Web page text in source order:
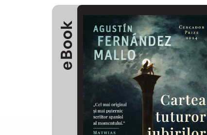
eBook